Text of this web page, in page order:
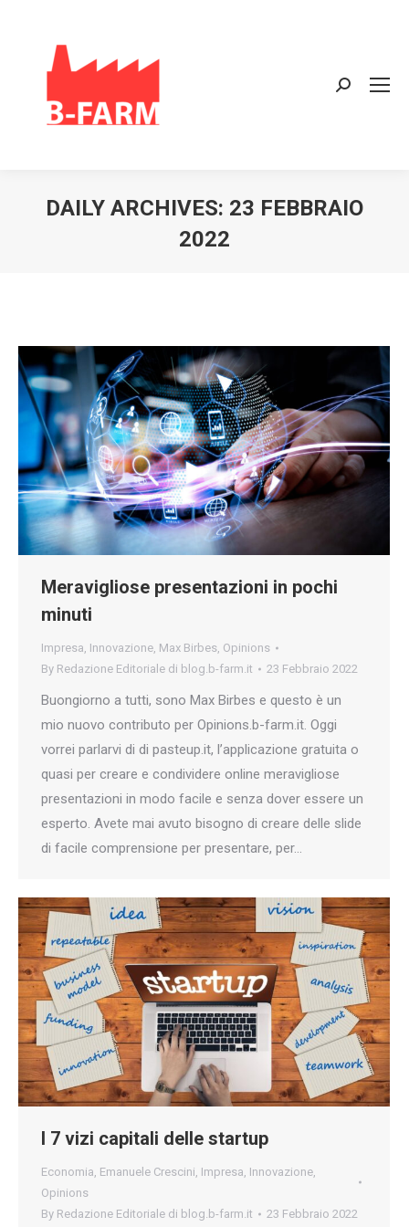
Search:
DAILY ARCHIVES: 23 FEBBRAIO
2022
Meravigliose presentazioni in pochi
minuti
Impresa, Innovazione, Max Birbes, Opinions
By Redazione Editoriale di blog.b-farm.it 23 Febbraio 2022
Buongiorno a tutti, sono Max Birbes e questo è un
mio nuovo contributo per Opinions.b-farm.it. Oggi
vorrei parlarvi di di pasteup.it, l’applicazione gratuita o
quasi per creare e condividere online meravigliose
presentazioni in modo facile e senza dover essere un
esperto. Avete mai avuto bisogno di creare delle slide
di facile comprensione per presentare, per…
I 7 vizi capitali delle startup
Economia, Emanuele Crescini, Impresa, Innovazione,
Opinions
By Redazione Editoriale di blog.b-farm.it 23 Febbraio 2022